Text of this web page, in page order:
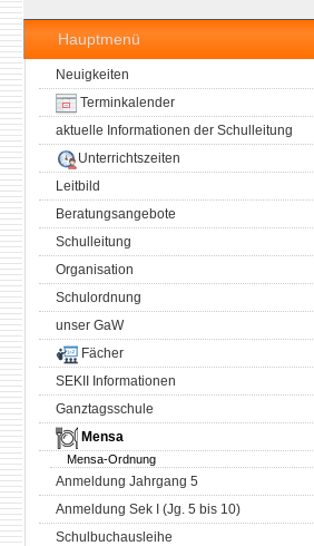
Hauptmenü
Neuigkeiten
Terminkalender
aktuelle Informationen der Schulleitung
Unterrichtszeiten
Leitbild
Beratungsangebote
Schulleitung
Organisation
Schulordnung
unser GaW
Fächer
SEKII Informationen
Ganztagsschule
Mensa
Mensa-Ordnung
Anmeldung Jahrgang 5
Anmeldung Sek I (Jg. 5 bis 10)
Schulbuchausleihe